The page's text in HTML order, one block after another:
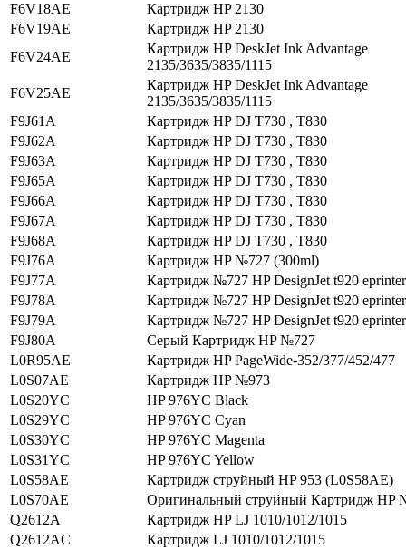
F6V18AE
Картридж HP 2130
F6V19AE
Картридж HP 2130
F6V24AE
Картридж HP DeskJet Ink Advantage
2135/3635/3835/1115
F6V25AE
Картридж HP DeskJet Ink Advantage
2135/3635/3835/1115
F9J61A
Картридж HP DJ T730 , T830
F9J62A
Картридж HP DJ T730 , T830
F9J63A
Картридж HP DJ T730 , T830
F9J65A
Картридж HP DJ T730 , T830
F9J66A
Картридж HP DJ T730 , T830
F9J67A
Картридж HP DJ T730 , T830
F9J68A
Картридж HP DJ T730 , T830
F9J76A
Картридж HP №727 (300ml)
F9J77A
Картридж №727 HP DesignJet t920 eprinter
F9J78A
Картридж №727 HP DesignJet t920 eprinter
F9J79A
Картридж №727 HP DesignJet t920 eprinter
F9J80A
Серый Картридж HP №727
L0R95AE
Картридж HP PageWide-352/377/452/477
L0S07AE
Картридж HP №973
L0S20YC
HP 976YC Black
L0S29YC
HP 976YC Cyan
L0S30YC
HP 976YC Magenta
L0S31YC
HP 976YC Yellow
L0S58AE
Картридж струйный HP 953 (L0S58AE)
L0S70AE
Оригинальный струйный Картридж HP
Q2612A
Картридж HP LJ 1010/1012/1015
Q2612AC
Картридж LJ 1010/1012/1015